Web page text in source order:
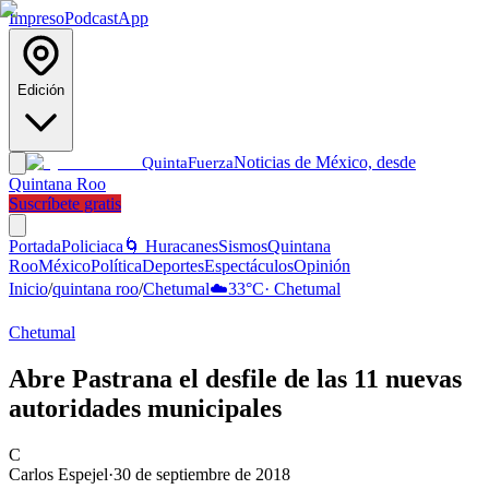
ImpresoPodcastApp
Edición
QuintaFuerzaNoticias de México, desde
Quintana Roo
Suscríbete gratis
PortadaPoliciaca 🌀 HuracanesSismosQuintana
RooMéxicoPolíticaDeportesEspectáculosOpinión
Inicio/quintana roo/Chetumal☁️33°C· Chetumal
Chetumal
Abre Pastrana el desfile de las 11 nuevas
autoridades municipales
C
Carlos Espejel·30 de septiembre de 2018